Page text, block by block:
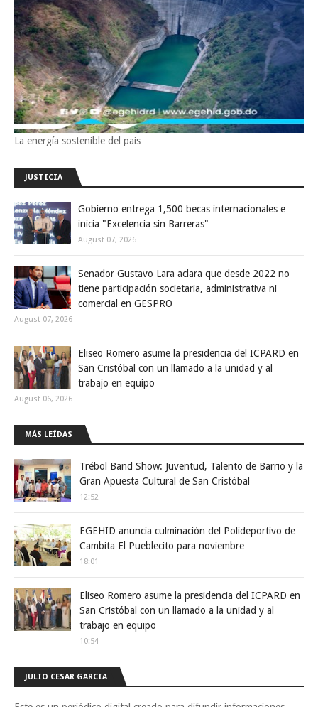
La energía sostenible del pais
JUSTICIA
Gobierno entrega 1,500 becas internacionales e
inicia "Excelencia sin Barreras"
August 07, 2026
Senador Gustavo Lara aclara que desde 2022 no
tiene participación societaria, administrativa ni
comercial en GESPRO
August 07, 2026
Eliseo Romero asume la presidencia del ICPARD en
San Cristóbal con un llamado a la unidad y al
trabajo en equipo
August 06, 2026
MÁS LEÍDAS
Trébol Band Show: Juventud, Talento de Barrio y la
Gran Apuesta Cultural de San Cristóbal
12:52
EGEHID anuncia culminación del Polideportivo de
Cambita El Pueblecito para noviembre
18:01
Eliseo Romero asume la presidencia del ICPARD en
San Cristóbal con un llamado a la unidad y al
trabajo en equipo
10:54
JULIO CESAR GARCIA